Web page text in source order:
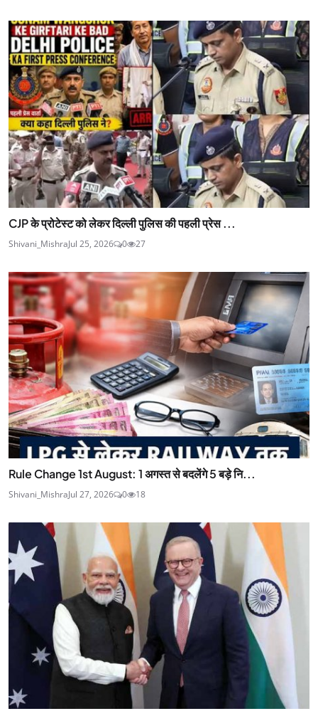
CJP के प्रोटेस्ट को लेकर दिल्ली पुलिस की पहली प्रेस ...
Shivani_MishraJul 25, 2026 0 27
Rule Change 1st August: 1 अगस्त से बदलेंगे 5 बड़े नि...
Shivani_MishraJul 27, 2026 0 18